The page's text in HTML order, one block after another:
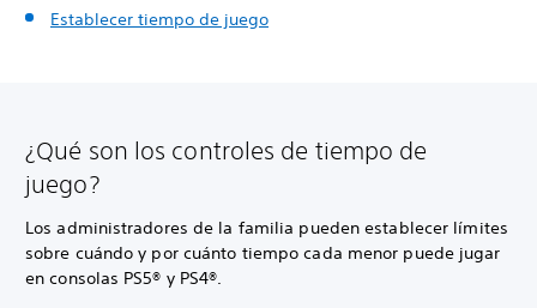
Establecer tiempo de juego
¿Qué son los controles de tiempo de
juego?
Los administradores de la familia pueden establecer límites
sobre cuándo y por cuánto tiempo cada menor puede jugar
en consolas PS5® y PS4®.